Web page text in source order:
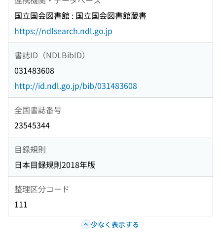
国立国会図書館 : 国立国会図書館蔵書
https://ndlsearch.ndl.go.jp
書誌ID（NDLBibID）
031483608
http://id.ndl.go.jp/bib/031483608
全国書誌番号
23545344
目録規則
日本目録規則2018年版
整理区分コード
111
少なく表示する